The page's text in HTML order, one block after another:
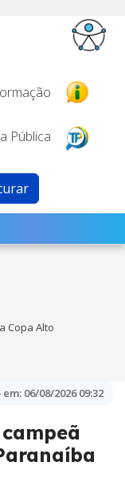
Pública
Copa Alto
06/08/2026 09:32